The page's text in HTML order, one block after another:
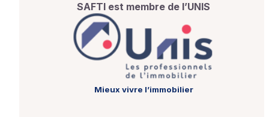
SAFTI est membre de l’UNIS
Mieux vivre l’immobilier